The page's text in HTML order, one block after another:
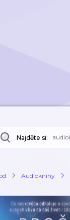
Najděte si:
Audioknihy